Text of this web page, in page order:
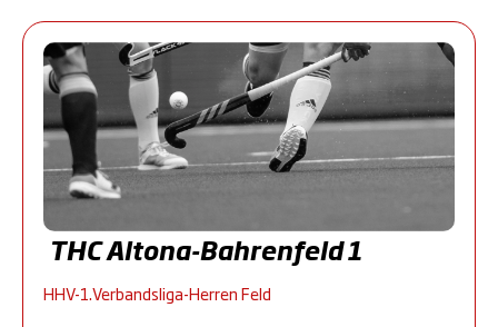
THC Altona-Bahrenfeld 1
HHV-1.Verbandsliga-Herren Feld